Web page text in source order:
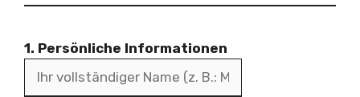
1. Persönliche Informationen